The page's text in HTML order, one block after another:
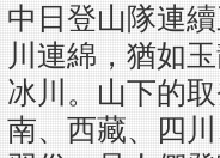
中日登山隊連
川連綿，猶如
冰川。山下的
南、西藏、四